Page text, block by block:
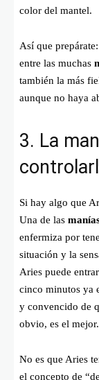
color del mantel.
Así que
entre las muchas
también la más
aunque no haya
3. La
Si hay algo que
Una de las
enfermiza por
situación y la
Aries puede
cinco minutos ya
y convencido de
obvio, es el mejor.
No es que Aries
el concepto de